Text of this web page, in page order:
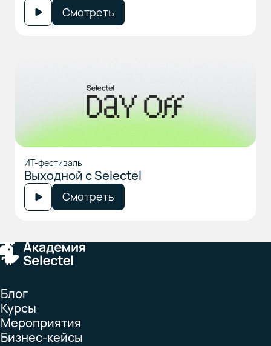
Смотреть
ИТ-фестиваль
Выходной с Selectel
Смотреть
Блог
Курсы
Мероприятия
Бизнес-кейсы